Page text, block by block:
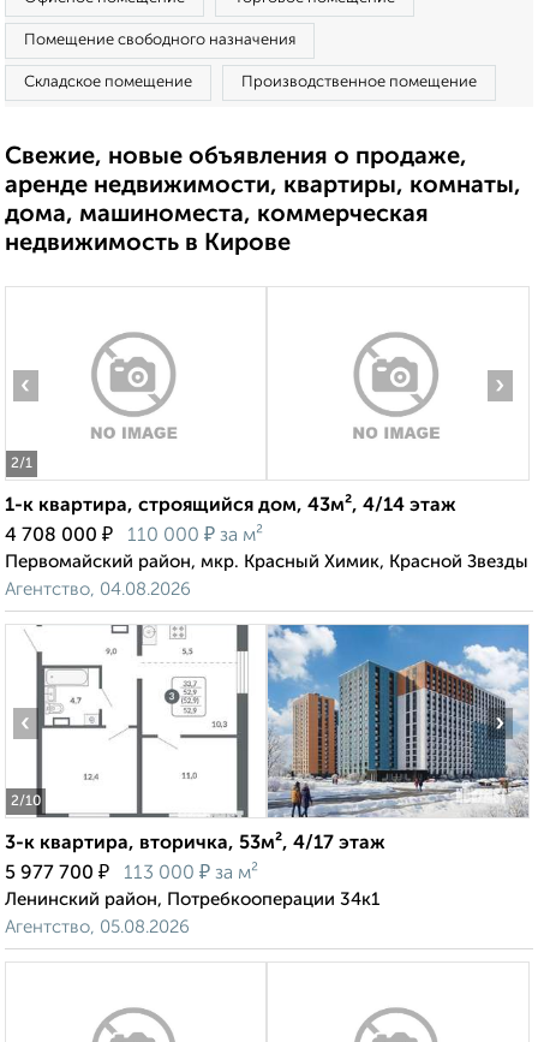
Помещение свободного назначения
Складское помещение Производственное помещение
Свежие, новые объявления о продаже,
аренде недвижимости, квартиры, комнаты,
дома, машиноместа, коммерческая
недвижимость в Кирове
2/1
‹ ›
1-к квартира, строящийся дом, 43м², 4/14 этаж
4 708 000 ₽ 110 000 ₽ за м²
Первомайский район, мкр. Красный Химик, Красной Звезды
Агентство, 04.08.2026
2/10
‹ ›
3-к квартира, вторичка, 53м², 4/17 этаж
5 977 700 ₽ 113 000 ₽ за м²
Ленинский район, Потребкооперации 34к1
Агентство, 05.08.2026